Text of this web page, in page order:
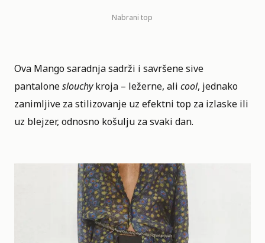
Nabrani top
Ova Mango saradnja sadrži i savršene sive
pantaloneslouchykroja – ležerne, ali cool, jednako
zanimljive za stilizovanje uz efektni top za izlaske ili
uz blejzer, odnosno košulju za svaki dan.